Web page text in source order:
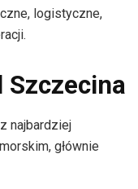
logistyczne,
najbardziej
głównie